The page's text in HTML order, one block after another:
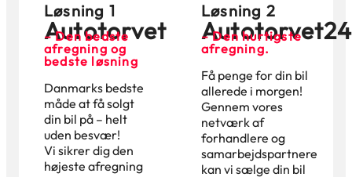
Løsning 1
Autotorvet
– Den bedste
afregning og
bedste løsning
Danmarks bedste
måde at få solgt
din bil på – helt
uden besvær!
Vi sikrer dig den
højeste afregning
Løsning 2
Autotorvet24
– Den hurtigste
afregning.
Få penge for din bil
allerede i morgen!
Gennem vores
netværk af
forhandlere og
samarbejdspartnere
kan vi sælge din bil